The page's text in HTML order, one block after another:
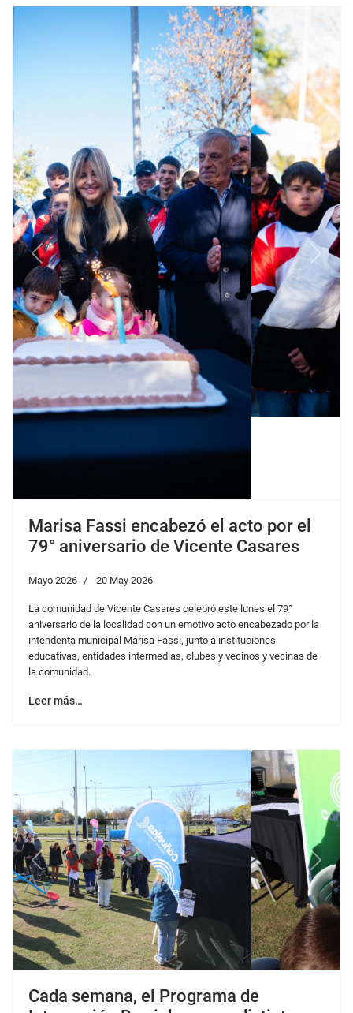
Previous Next
79° aniversario de Vicente Casares
Mayo 2026 20 May 2026
La comunidad de Vicente Casares celebró este lunes el 79°
aniversario de la localidad con un emotivo acto encabezado por la
la comunidad.
Leer más…
Next
Cada semana, el Programa de
Integración Barrial recorre distintos
barrios y localidades de Cañuelas
Mayo 2026 15 May 2026